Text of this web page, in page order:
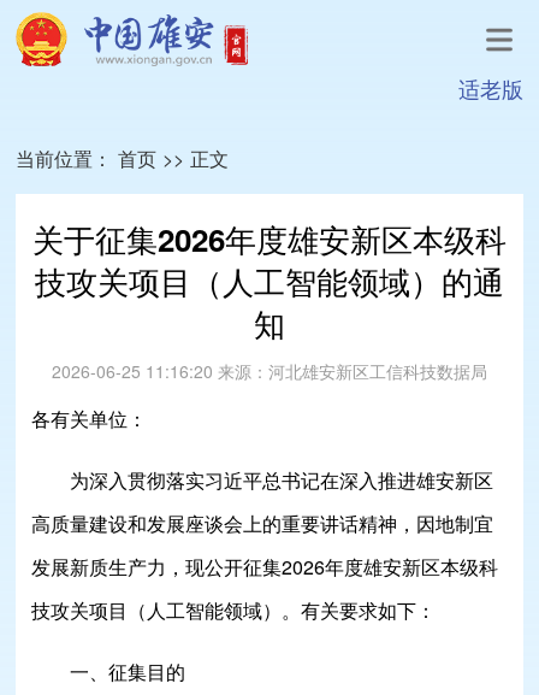
适老版
当前位置： 首页 >> 正文
关于征集2026年度雄安新区本级科
技攻关项目（人工智能领域）的通
知
2026-06-25 11:16:20 来源： 河北雄安新区工信科技数据局
各有关单位：
为深入贯彻落实习近平总书记在深入推进雄安新区
高质量建设和发展座谈会上的重要讲话精神，因地制宜
发展新质生产力，现公开征集2026年度雄安新区本级科
技攻关项目（人工智能领域）。有关要求如下：
一、征集目的